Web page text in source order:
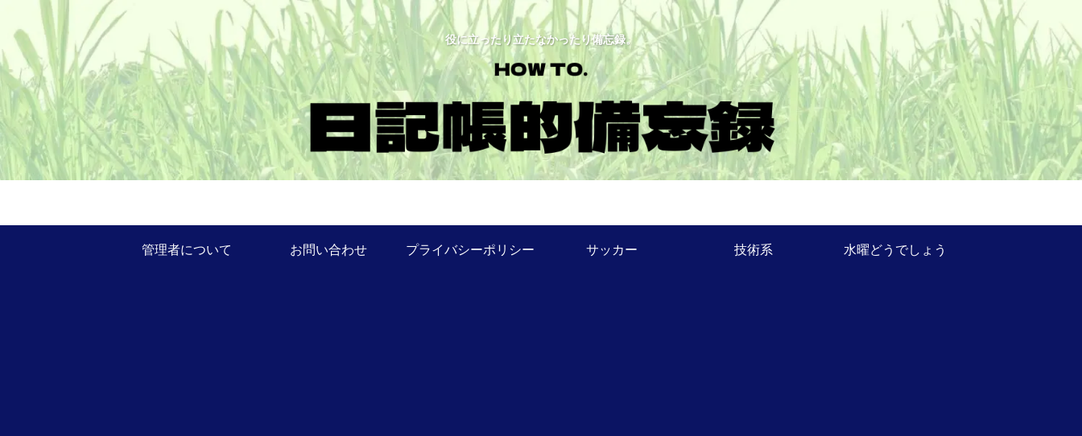
役に立ったり立たなかったり備忘録。
管理者について お問い合わせ プライバシーポリシー サッカー 技術系 水曜どうでしょう